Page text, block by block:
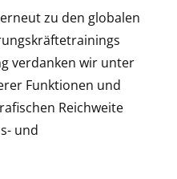
zu den globalen
verdanken wir unter
Funktionen und
Reichweite
und